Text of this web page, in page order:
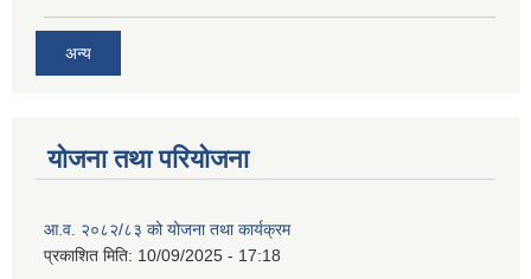
अन्य
योजना तथा परियोजना
आ.व. २०८२/८३ को योजना तथा कार्यक्रम
प्रकाशित मिति: 10/09/2025 - 17:18